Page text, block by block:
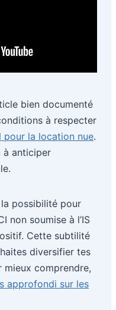
bien documenté
à respecter
pour la location nue.
à anticiper
possibilité pour
non soumise à l’IS
Cette subtilité
diversifier tes
mieux comprendre,
approfondi sur les